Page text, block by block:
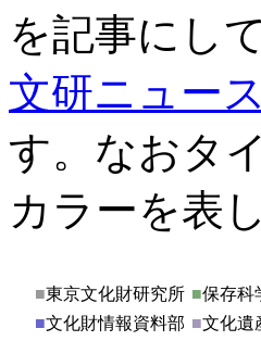
を記事にし
文研ニュース
す。なおタ
カラーを表
■東京文化財研究所 ■保存科
■文化財情報資料部 ■文化遺